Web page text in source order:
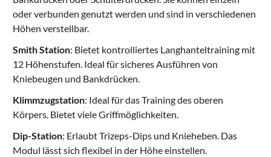
oder verbunden genutzt werden und sind in verschiedenen
Höhen verstellbar.
Smith Station: Bietet kontrolliertes Langhanteltraining mit
12 Höhenstufen. Ideal für sicheres Ausführen von
Kniebeugen und Bankdrücken.
Klimmzugstation: Ideal für das Training des oberen
Körpers. Bietet viele Griffmöglichkeiten.
Dip-Station: Erlaubt Trizeps-Dips und Knieheben. Das
Modul lässt sich flexibel in der Höhe einstellen.